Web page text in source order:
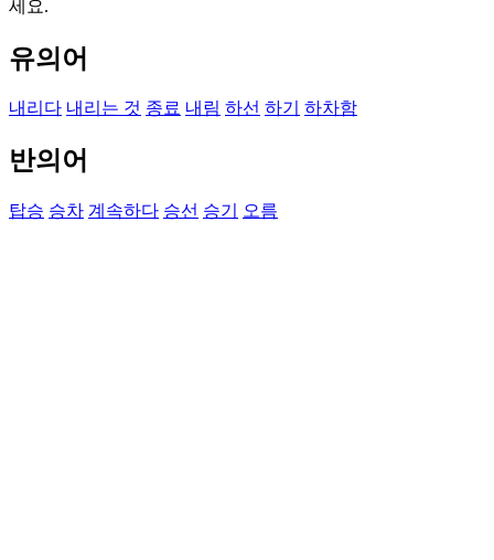
세요.
유의어
내리다 내리는 것 종료 내림 하선 하기 하차함
반의어
탑승 승차 계속하다 승선 승기 오름